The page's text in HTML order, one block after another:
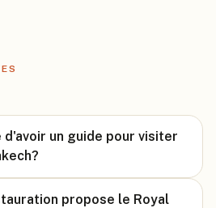
un guide pour visiter
propose le Royal